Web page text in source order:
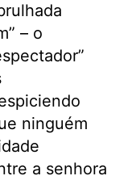
– o
ninguém
a senhora